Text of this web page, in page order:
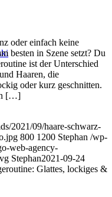
oder einfach keine
besten in Szene setzt? Du
ist der Unterschied
Haaren, die
oder kurz geschnitten.
[…]
2021/09/haare-schwarz-
800 1200 Stephan /wp-
web-agency-
Stephan2021-09-24
Glattes, lockiges &